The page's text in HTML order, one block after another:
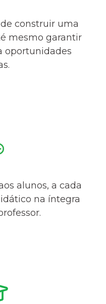
construir uma
mesmo garantir
oportunidades
alunos, a cada
na íntegra